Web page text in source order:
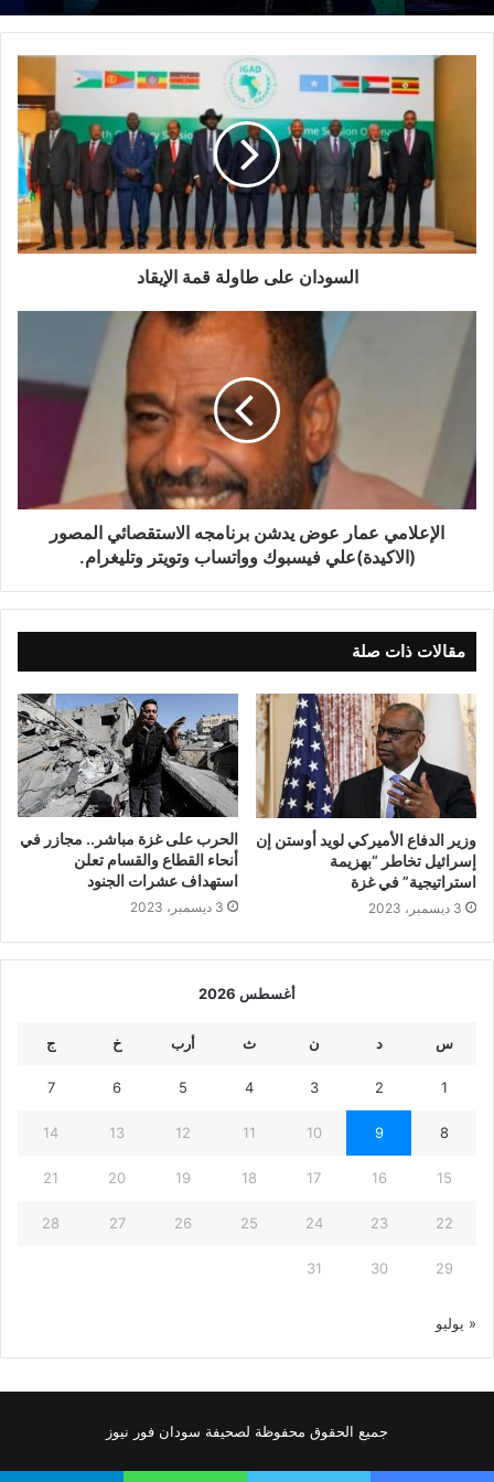
السودان على طاولة قمة الإيقاد
الإعلامي عمار عوض يدشن برنامجه الاستقصائي المصور
(الاكيدة)علي فيسبوك وواتساب وتويتر وتليغرام.
مقالات ذات صلة
وزير الدفاع الأميركي لويد أوستن إن
إسرائيل تخاطر “بهزيمة
استراتيجية” في غزة
3 ديسمبر، 2023
الحرب على غزة مباشر.. مجازر في
أنحاء القطاع والقسام تعلن
استهداف عشرات الجنود
3 ديسمبر، 2023
أغسطس 2026
س د ن ث أرب خ ج
1
2
3
4
5
6
7
8
9
10
11
12
13
14
15
16
17
18
19
20
21
22
23
24
25
26
27
28
29
30
31
« يوليو
جميع الحقوق محفوظة لصحيفة سودان فور نيوز